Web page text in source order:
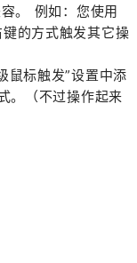
。 例如：您使用
的方式触发其它操
鼠标触发”设置中添
。（不过操作起来